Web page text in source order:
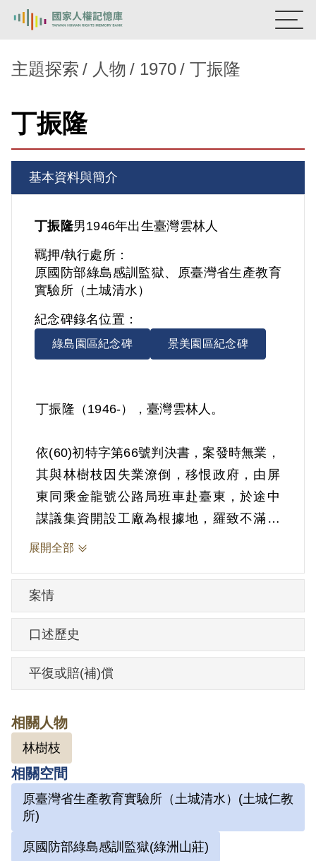
新生訓導處
主題探索
背景知識
關於我們
意見信箱
主題探索 人物 1970 丁振隆
丁振隆
基本資料與簡介
丁振隆男1946年出生臺灣雲林人
羈押/執行處所：
原國防部綠島感訓監獄、原臺灣省生產教育
實驗所（土城清水）
紀念碑錄名位置：
綠島園區紀念碑 景美園區紀念碑
丁振隆（1946-），臺灣雲林人。
依(60)初特字第66號判決書，案發時無業，
其與林樹枝因失業潦倒，移恨政府，由屏
東同乘金龍號公路局班車赴臺東，於途中
謀議集資開設工廠為根據地，羅致不滿現
實人士，培養實力，起而顛覆政府。1971
謀以非法之方法顛覆政府」判處有期徒刑
10年。1975年經臺灣警備總司令部裁定減
處有期徒刑6年8月。1978年5月17日減刑
刑滿開釋。
其於1999年6月向補償基金會提出申請，
2001年10月經第2屆第11次董事會審核通
過予以補償。補償理由為原判決認定其陰
謀以非法之方法顛覆政府，係依其在偵查
中之自白與共同被告林樹枝之供述為據。
惟其於審理時否認，並提出自白任意性之
抗辯，原判決未再另行調查其他補強證據
展開全部
案情
口述歷史
平復或賠(補)償
相關人物
林樹枝
相關空間
原臺灣省生產教育實驗所（土城清水）(土城仁教
所)
原國防部綠島感訓監獄(綠洲山莊)